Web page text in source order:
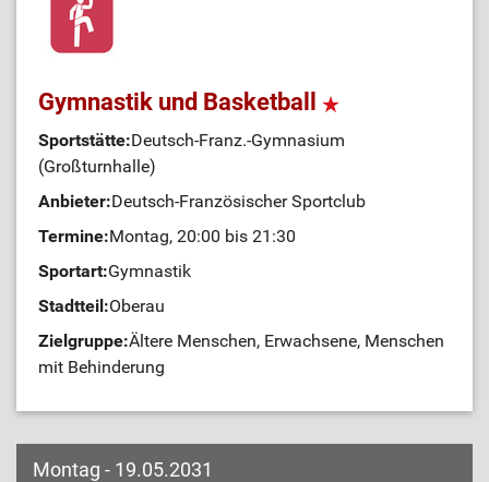
Gymnastik und Basketball
Sportstätte:Deutsch-Franz.-Gymnasium
(Großturnhalle)
Anbieter:Deutsch-Französischer Sportclub
Termine:Montag, 20:00 bis 21:30
Sportart:Gymnastik
Stadtteil:Oberau
Zielgruppe:Ältere Menschen, Erwachsene, Menschen
mit Behinderung
Montag - 19.05.2031